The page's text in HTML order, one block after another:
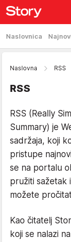
Naslovnica
Naslovna RSS
RSS
RSS (Really
Summary) je
sadržaja, koji
pristupe
se na portalu
pružiti sažetak
možete
Kao čitatelj
koji se nalazi